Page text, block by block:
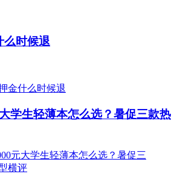
么时候退
学生轻薄本怎么选？暑促三款热